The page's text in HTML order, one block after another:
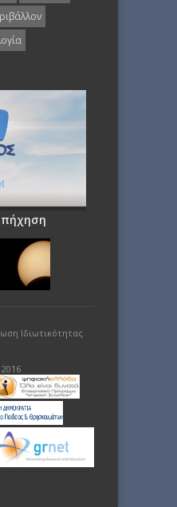
Ιδιωτικότητας